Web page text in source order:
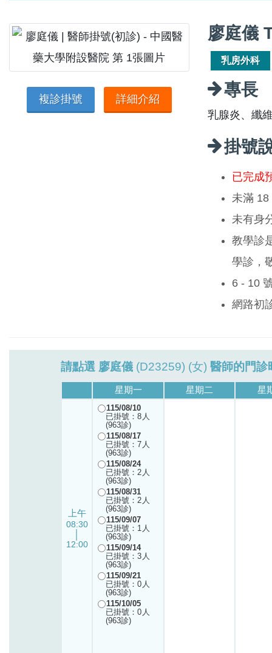
複診掛號 詳細介紹
廖庭儀
乳房外科
專長
乳腺炎、纖
掛號
已完成
未滿 18
未有身
教學診
學診，
6 - 10
網路初